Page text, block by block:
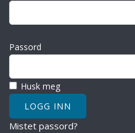
Passord
Husk meg
Mistet passord?